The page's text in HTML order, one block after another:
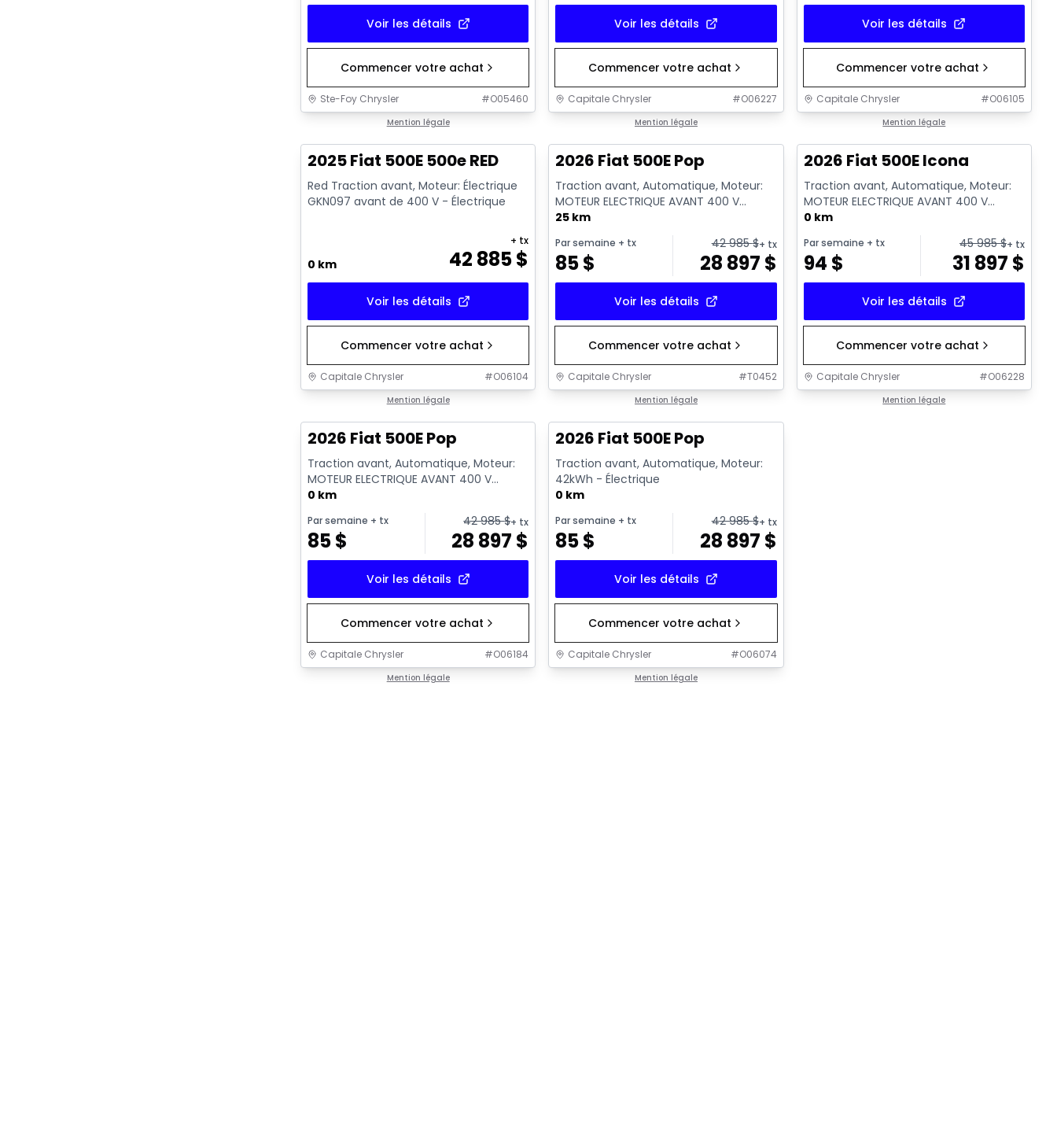
Voir les détails
Commencer votre achat
Ste-Foy Chrysler #O05460
Mention légale
Voir les détails
Commencer votre achat
Capitale Chrysler #O06227
Mention légale
Voir les détails
Commencer votre achat
Capitale Chrysler #O06105
Mention légale
2025 Fiat 500E 500e RED
Red Traction avant, Moteur: Électrique
GKN097 avant de 400 V - Électrique
0 km 42 885$
+ tx
Voir les détails
Commencer votre achat
Capitale Chrysler #O06104
Mention légale
2026 Fiat 500E Pop
Traction avant, Automatique, Moteur:
MOTEUR ELECTRIQUE AVANT 400 V
GKN097 - Essence
25 km
Par semaine + tx
85$
42 985$+ tx
28 897 $
Voir les détails
Commencer votre achat
Capitale Chrysler #T0452
Mention légale
2026 Fiat 500E Icona
Traction avant, Automatique, Moteur:
MOTEUR ELECTRIQUE AVANT 400 V
GKN097 - Essence
0 km
Par semaine + tx
94 $
45 985$+ tx
31 897 $
Voir les détails
Commencer votre achat
Capitale Chrysler #O06228
Mention légale
2026 Fiat 500E Pop
Traction avant, Automatique, Moteur:
MOTEUR ELECTRIQUE AVANT 400 V
GKN097 - Essence
0 km
Par semaine + tx
85$
42 985$+ tx
28 897 $
Voir les détails
Commencer votre achat
Capitale Chrysler #O06184
Mention légale
2026 Fiat 500E Pop
Traction avant, Automatique, Moteur:
42kWh - Électrique
0 km
Par semaine + tx
85$
42 985$+ tx
28 897 $
Voir les détails
Commencer votre achat
Capitale Chrysler #O06074
Mention légale